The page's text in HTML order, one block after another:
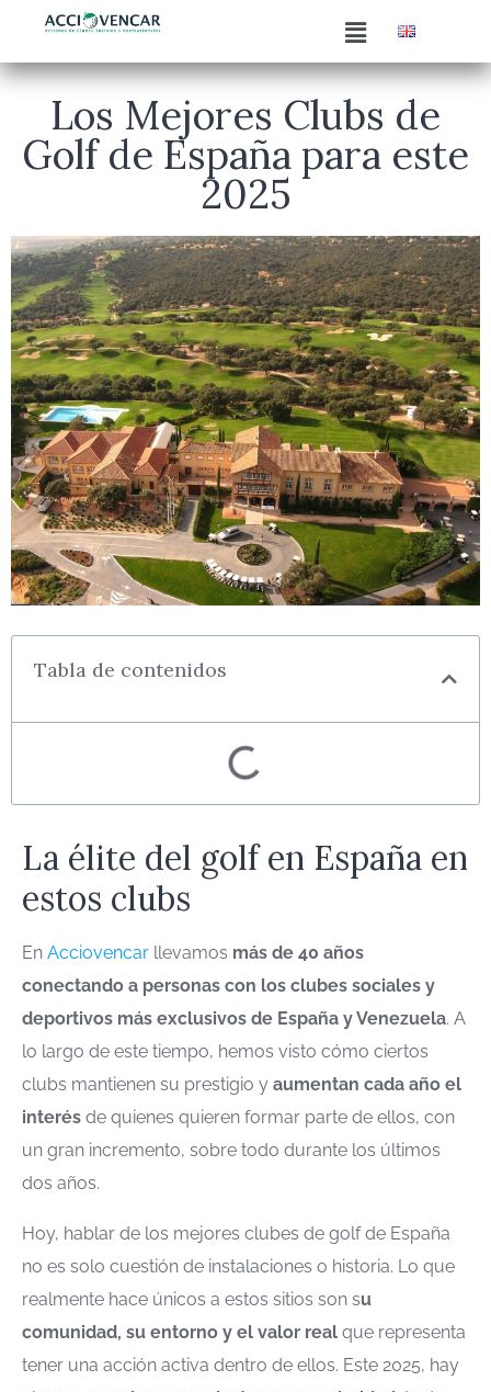
Los Mejores Clubs de
Golf de España para este
2025
Tabla de contenidos
La élite del golf en España en
estos clubs
En Acciovencar llevamos más de 40 años
conectando a personas con los clubes sociales y
deportivos más exclusivos de España y Venezuela. A
lo largo de este tiempo, hemos visto cómo ciertos
clubs mantienen su prestigio y aumentan cada año el
interés de quienes quieren formar parte de ellos, con
un gran incremento, sobre todo durante los últimos
dos años.
Hoy, hablar de los mejores clubes de golf de España
no es solo cuestión de instalaciones o historia. Lo que
realmente hace únicos a estos sitios son su
comunidad, su entorno y el valor real que representa
tener una acción activa dentro de ellos. Este 2025, hay